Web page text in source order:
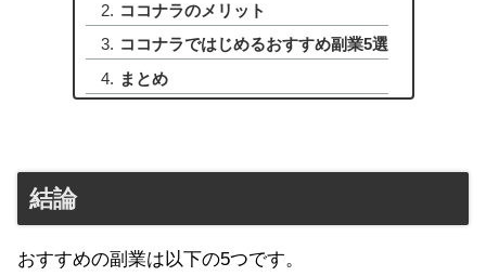
ココナラのメリット
ココナラではじめるおすすめ副業5選
まとめ
結論
おすすめの副業は以下の5つです。